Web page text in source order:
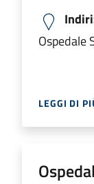
Ospedale
LEGGI DI